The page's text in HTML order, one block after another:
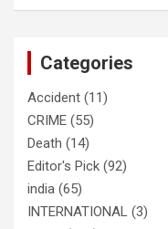
Categories
Accident (11)
CRIME (55)
Death (14)
Editor's Pick (92)
india (65)
INTERNATIONAL (3)